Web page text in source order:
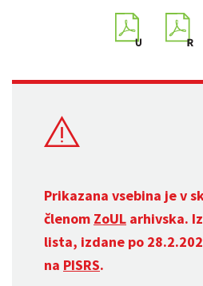
Prikazana vsebina je v
členom ZoUL arhivska.
lista, izdane po
na PISRS.